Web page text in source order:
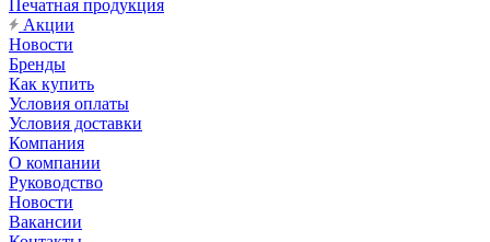
Печатная продукция
Акции
Новости
Бренды
Как купить
Условия оплаты
Условия доставки
Компания
О компании
Руководство
Новости
Вакансии